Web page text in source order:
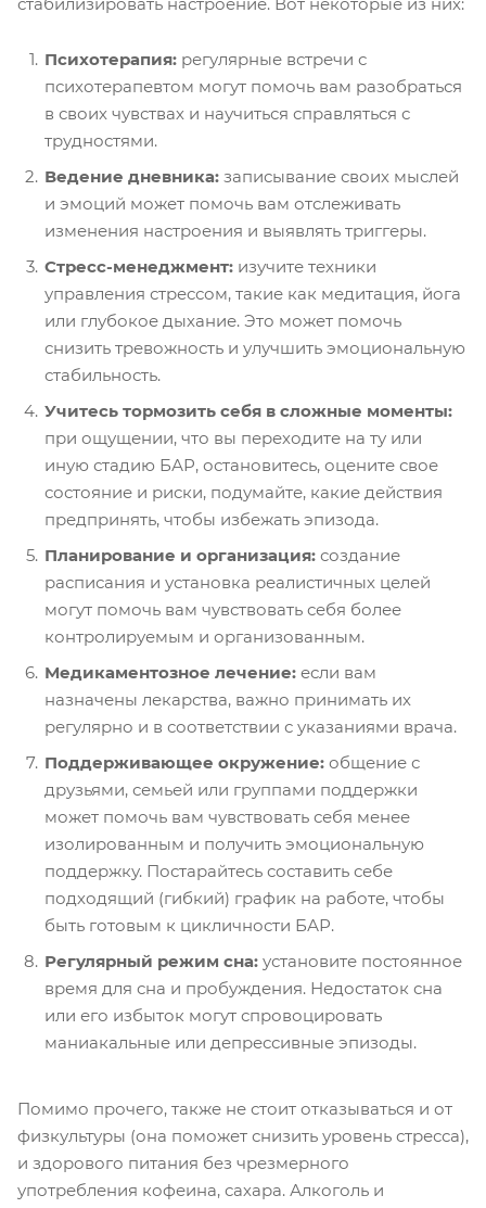
Психотерапия: регулярные встречи с
психотерапевтом могут помочь вам разобраться
в своих чувствах и научиться справляться с
трудностями.
Ведение дневника: записывание своих мыслей
и эмоций может помочь вам отслеживать
изменения настроения и выявлять триггеры.
Стресс-менеджмент: изучите техники
управления стрессом, такие как медитация, йога
или глубокое дыхание. Это может помочь
снизить тревожность и улучшить эмоциональную
стабильность.
Учитесь тормозить себя в сложные моменты:
при ощущении, что вы переходите на ту или
иную стадию БАР, остановитесь, оцените свое
состояние и риски, подумайте, какие действия
предпринять, чтобы избежать эпизода.
Планирование и организация: создание
расписания и установка реалистичных целей
могут помочь вам чувствовать себя более
контролируемым и организованным.
Медикаментозное лечение: если вам
назначены лекарства, важно принимать их
регулярно и в соответствии с указаниями врача.
Поддерживающее окружение: общение с
друзьями, семьей или группами поддержки
может помочь вам чувствовать себя менее
изолированным и получить эмоциональную
поддержку. Постарайтесь составить себе
подходящий (гибкий) график на работе, чтобы
быть готовым к цикличности БАР.
Регулярный режим сна: установите постоянное
время для сна и пробуждения. Недостаток сна
или его избыток могут спровоцировать
маниакальные или депрессивные эпизоды.
Помимо прочего, также не стоит отказываться и от
физкультуры (она поможет снизить уровень стресса),
и здорового питания без чрезмерного
употребления кофеина, сахара. Алкоголь и